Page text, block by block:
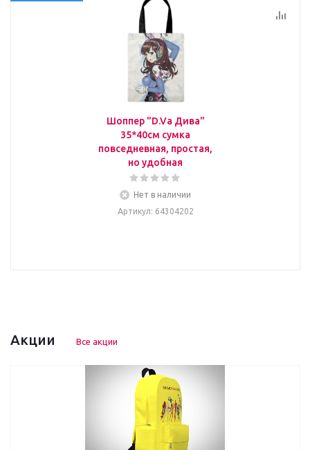
Шоппер "D.Va Дива"
35*40см сумка
повседневная, простая,
но удобная
Нет в наличии
Артикул: 64304202
Акции Все акции